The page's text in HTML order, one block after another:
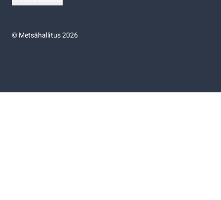
©Metsähallitus 2026